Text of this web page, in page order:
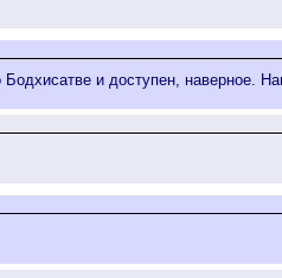
и доступен, наверное.